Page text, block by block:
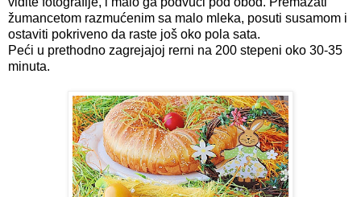
žumancetom razmućenim sa malo mleka, posuti susamom i
ostaviti pokriveno da raste još oko pola sata.
Peći u prethodno zagrejajoj rerni na 200 stepeni oko 30-35
minuta.